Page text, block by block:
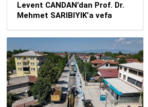
Levent CANDAN’dan Prof. Dr.
Mehmet SARIBIYIK’a vefa